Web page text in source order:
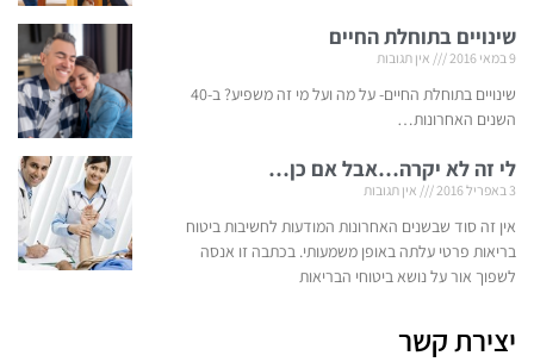
שינויים בתוחלת החיים
9 במאי 2016 אין תגובות
שינויים בתוחלת החיים- על מה ועל מי זה משפיע? ב-40
השנים האחרונות…
לי זה לא יקרה…אבל אם כן…
3 באפריל 2016 אין תגובות
אין זה סוד שבשנים האחרונות המודעות לחשיבות ביטוח
בריאות פרטי עלתה באופן משמעותי. בכתבה זו אנסה
לשפוך אור על נושא ביטוחי הבריאות
יצירת קשר